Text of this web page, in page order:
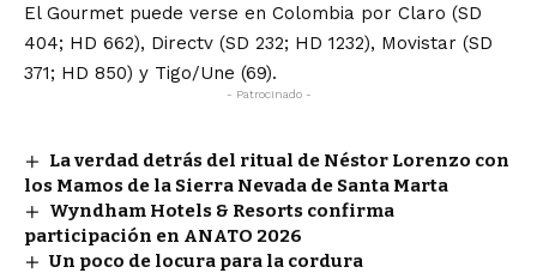
El Gourmet puede verse en Colombia por Claro (SD
404; HD 662), Directv (SD 232; HD 1232), Movistar (SD
371; HD 850) y Tigo/Une (69).
- Patrocinado -
La verdad detrás del ritual de Néstor Lorenzo con
los Mamos de la Sierra Nevada de Santa Marta
Wyndham Hotels & Resorts confirma
participación en ANATO 2026
Un poco de locura para la cordura